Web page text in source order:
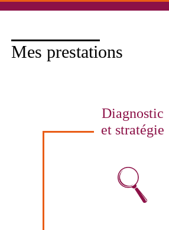
Mes prestations
Diagnostic
et stratégie